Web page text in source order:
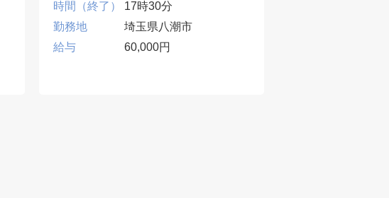
時間（終了）
17時30分
勤務地
埼玉県八潮市
給与
60,000円